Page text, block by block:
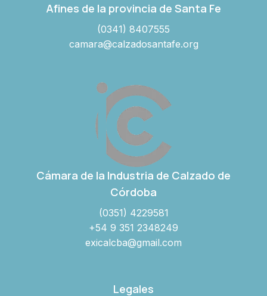
Afines de la provincia de Santa Fe
(0341) 8407555
camara@calzadosantafe.org
Cámara de la Industria de Calzado de
Córdoba
(0351) 4229581
+54 9 351 2348249
exicalcba@gmail.com
Legales